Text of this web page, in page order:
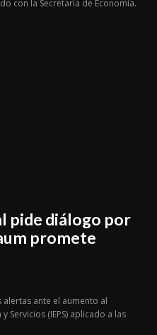
con la Secretaría de Economía.
pide diálogo por
promete
alertas ante el aumento al
Servicios (IEPS) aplicado a las